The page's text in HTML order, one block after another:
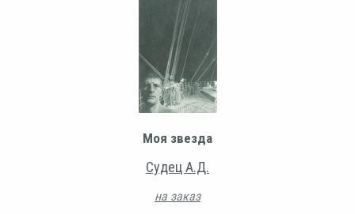
Моя звезда
Судец А.Д.
на заказ